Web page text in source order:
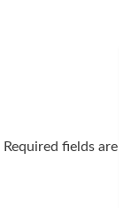
Required fields are